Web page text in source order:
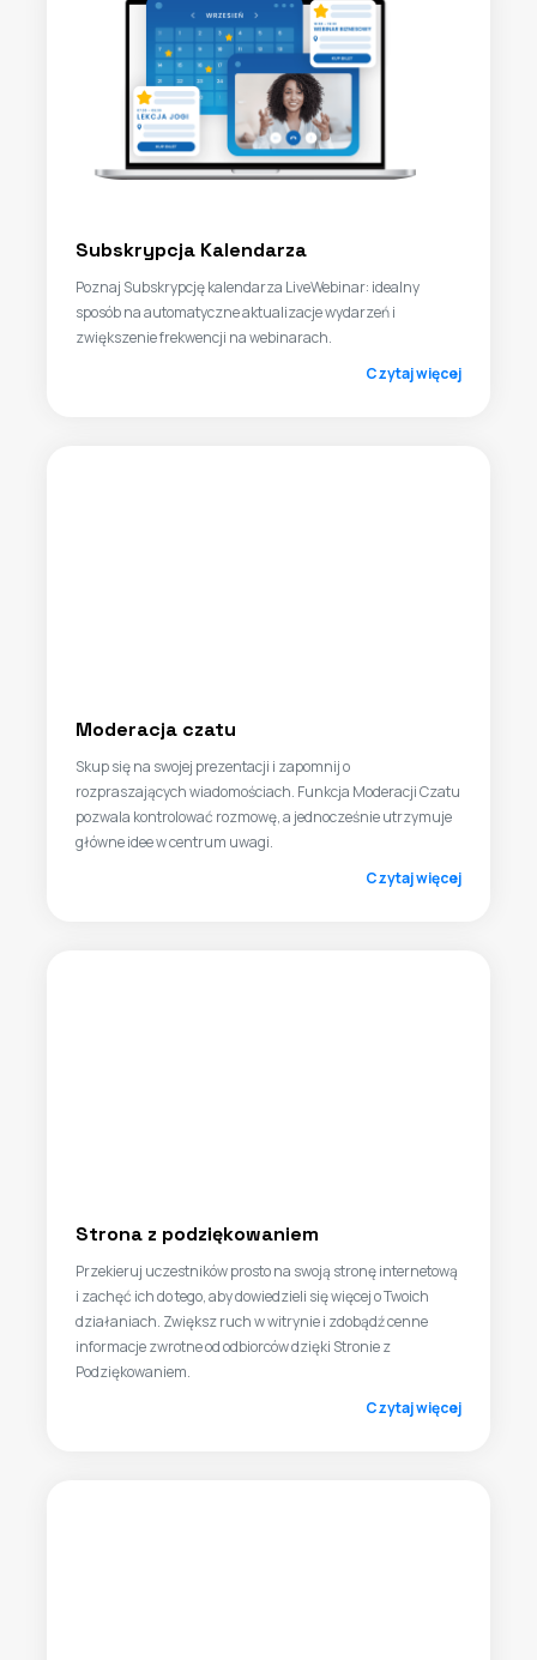
Subskrypcja Kalendarza
Poznaj Subskrypcję kalendarza LiveWebinar: idealny
sposób na automatyczne aktualizacje wydarzeń i
zwiększenie frekwencji na webinarach.
Czytaj więcej
Moderacja czatu
Skup się na swojej prezentacji i zapomnij o
rozpraszających wiadomościach. Funkcja Moderacji Czatu
pozwala kontrolować rozmowę, a jednocześnie utrzymuje
główne idee w centrum uwagi.
Czytaj więcej
Strona z podziękowaniem
Przekieruj uczestników prosto na swoją stronę internetową
i zachęć ich do tego, aby dowiedzieli się więcej o Twoich
działaniach. Zwiększ ruch w witrynie i zdobądź cenne
informacje zwrotne od odbiorców dzięki Stronie z
Podziękowaniem.
Czytaj więcej